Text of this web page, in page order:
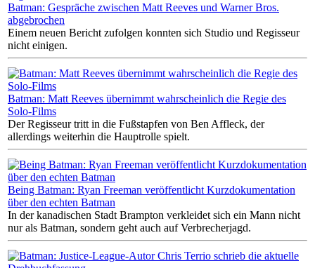
Batman: Gespräche zwischen Matt Reeves und Warner Bros.
abgebrochen
Einem neuen Bericht zufolgen konnten sich Studio und Regisseur
nicht einigen.
Batman: Matt Reeves übernimmt wahrscheinlich die Regie des
Solo-Films
Der Regisseur tritt in die Fußstapfen von Ben Affleck, der
allerdings weiterhin die Hauptrolle spielt.
Being Batman: Ryan Freeman veröffentlicht Kurzdokumentation
über den echten Batman
In der kanadischen Stadt Brampton verkleidet sich ein Mann nicht
nur als Batman, sondern geht auch auf Verbrecherjagd.